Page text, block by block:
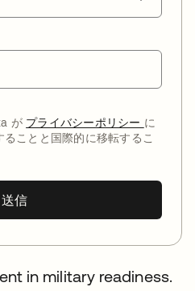
が プライバシーポリシー に
ことと国際的に移転するこ
送信
in military readiness.